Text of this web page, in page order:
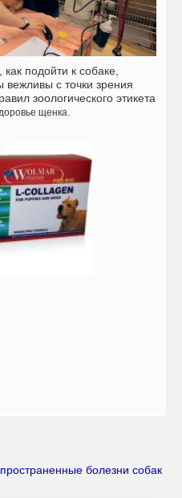
подойти к собаке,
вежливы с точки зрения
зоологического этикета
щенка
болезни собак